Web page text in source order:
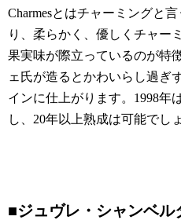
Charmesとはチャーミングと
り、柔らかく、優しくチャー
果実味が際立っているのが特
ェ氏が造るとかわいらし過ぎ
インに仕上がります。1998年
し、20年以上熟成は可能でし
■ジュヴレ・シャンベ